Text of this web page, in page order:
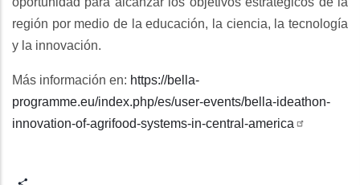
región por medio de la educación, la ciencia, la tecnología
y la innovación.
Más información en: https://bella-
programme.eu/index.php/es/user-events/bella-ideathon-
innovation-of-agrifood-systems-in-central-america